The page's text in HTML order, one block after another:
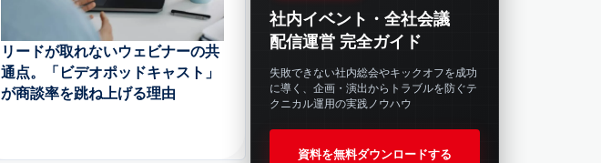
リードが取れないウェビナーの共
通点。「ビデオポッドキャスト」
が商談率を跳ね上げる理由
社内イベント・全社会議
配信運営 完全ガイド
失敗できない社内総会やキックオフを成功
に導く、企画・演出からトラブルを防ぐテ
クニカル運用の実践ノウハウ
資料を無料ダウンロードする